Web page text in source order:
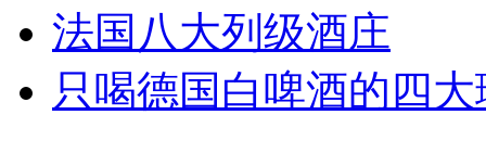
法国八大列级酒庄
只喝德国白啤酒的四